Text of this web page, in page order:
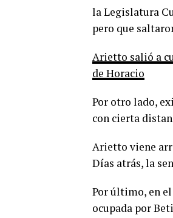
la Legislatura
pero que
Arietto salió a
de Horacio
Por otro lado,
con cierta
Arietto viene
Días atrás, la
Por último, en el
ocupada por